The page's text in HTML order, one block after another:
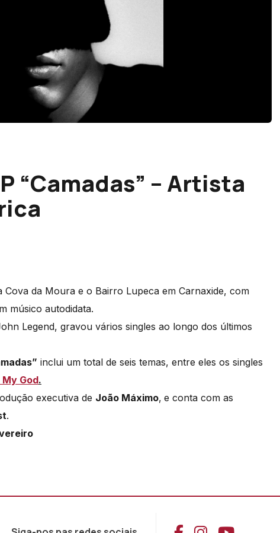
“Camadas” – Artista
da Moura e o Bairro Lupeca em Carnaxide, com
músico autodidata.
Legend, gravou vários singles ao longo dos últimos
inclui um total de seis temas, entre eles os singles
My God.
executiva de João Máximo, e conta com as
.